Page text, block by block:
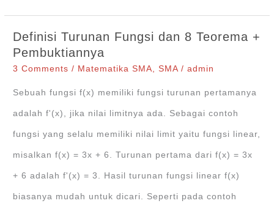
Akar
+Contoh
Soalnya
Definisi Turunan Fungsi dan 8 Teorema +
Pembuktiannya
3 Comments / Matematika SMA ,SMA /admin
Sebuah fungsi f(x) memiliki fungsi turunan pertamanya
adalah f'(x), jika nilai limitnya ada. Sebagai contoh
fungsi yang selalu memiliki nilai limit yaitu fungsi linear,
misalkan f(x) = 3x + 6. Turunan pertama dari f(x) = 3x
+ 6 adalah f'(x) = 3. Hasil turunan fungsi linear f(x)
biasanya mudah untuk dicari. Seperti pada contoh